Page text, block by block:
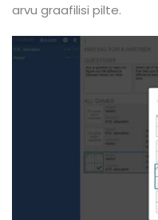
arvu graafilisi pilte.